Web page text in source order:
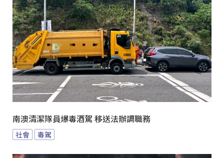
南澳清潔隊員爆毒酒駕 移送法辦調職務
社會 毒駕